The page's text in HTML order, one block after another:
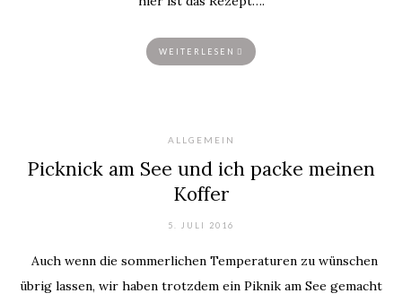
WEITERLESEN
ALLGEMEIN
Picknick am See und ich packe meinen
Koffer
5. JULI 2016
Auch wenn die sommerlichen Temperaturen zu wünschen
übrig lassen, wir haben trotzdem ein Piknik am See gemacht